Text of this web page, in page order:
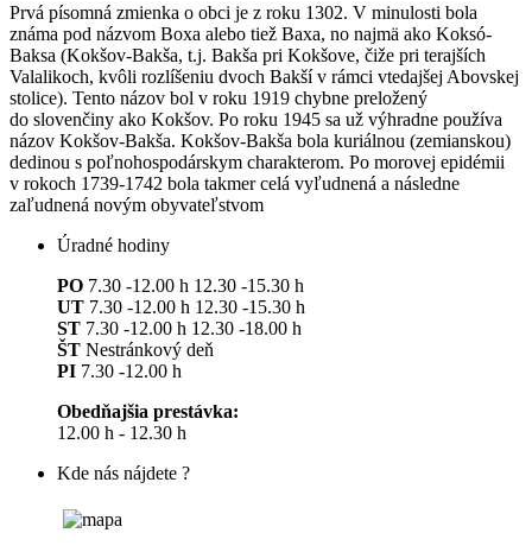
Prvá písomná zmienka o obci je z roku 1302. V minulosti bola
známa pod názvom Boxa alebo tiež Baxa, no najmä ako Koksó-
Baksa (Kokšov-Bakša, t.j. Bakša pri Kokšove, čiže pri terajších
Valalikoch, kvôli rozlíšeniu dvoch Bakší v rámci vtedajšej Abovskej
stolice). Tento názov bol v roku 1919 chybne preložený
do slovenčiny ako Kokšov. Po roku 1945 sa už výhradne používa
názov Kokšov-Bakša. Kokšov-Bakša bola kuriálnou (zemianskou)
dedinou s poľnohospodárskym charakterom. Po morovej epidémii
v rokoch 1739-1742 bola takmer celá vyľudnená a následne
zaľudnená novým obyvateľstvom
Úradné hodiny
PO 7.30 -12.00 h 12.30 -15.30 h
UT 7.30 -12.00 h 12.30 -15.30 h
ST 7.30 -12.00 h 12.30 -18.00 h
ŠT Nestránkový deň
PI 7.30 -12.00 h
Obedňajšia prestávka:
12.00 h - 12.30 h
Kde nás nájdete ?